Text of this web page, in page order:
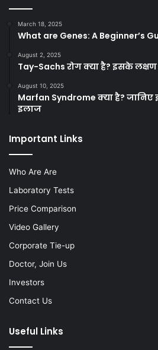
March 18, 2025
What are Genes: A Beginner’s
August 2, 2025
Tay-Sachs रोग क्या है? इसके लक्षण
August 10, 2025
Marfan Syndrome क्या है?
इलाज
Important Links
Who Are Are
Laboratory Tests
Price Comparison
Video Gallery
Corporate Tie-up
Doctor, Join Us
Investors
Contact Us
Useful Links